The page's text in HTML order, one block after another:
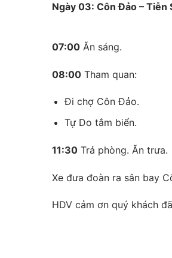
Ngày 03: Côn Đảo – Tiễn
07:00 Ăn sáng.
08:00 Tham quan:
Đi chợ Côn Đảo.
Tự Do tắm biển.
11:30 Trả phòng. Ăn trưa.
Xe đưa đoàn ra sân bay
HDV cảm ơn quý khách